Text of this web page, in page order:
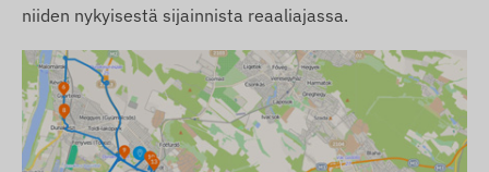
yhteistyössä ohjelmiston kanssa ja kortin
jatkuvasta ylläpidosta huolehdimme me –
sinulla ei ole tästä lisätehtäviä.
Ohjelmistotilauksen yhteydessä, jos haluat
käyttää ohjelmistomme SMS-hälytyspalvelua
niiden nykyisestä sijainnista reaaliajassa.